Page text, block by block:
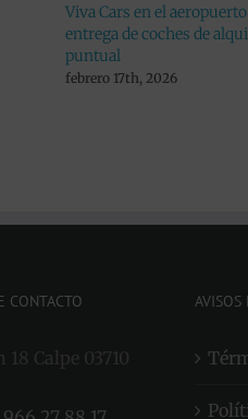
Viva Cars en el
entrega de coches de
puntual
febrero 17th, 2026
CONTACTO
Calpe 03710
AVISOS